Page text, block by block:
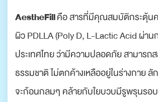
AestheFillคือ สารที่มีคุณสมบัติกระตุ้นค
ผิว PDLLA (Poly D, L-Lactic Acid ผ่าน
ประเทศไทย ว่ามีความปลอดภัย สามารถส
ธรรมชาติ ไม่ตกค้างเหลืออยู่ในร่างกาย ลั
จะก้อนกลมๆ คล้ายกับใยบวบมีรูพรุนรอ